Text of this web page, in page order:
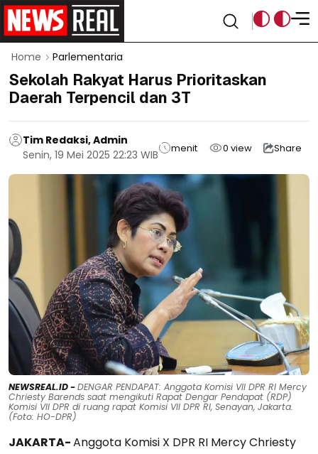
Home Parlementaria
Sekolah Rakyat Harus Prioritaskan
Daerah Terpencil dan 3T
Tim Redaksi, Admin
Senin, 19 Mei 2025 22:23 WIB
menit 0 view Share
NEWSREAL.ID -DENGAR PENDAPAT: Anggota Komisi VII DPR RI Mercy
Chriesty Barends saat mengikuti Rapat Dengar Pendapat (RDP)
Komisi VII DPR di ruang rapat Komisi VII DPR RI, Senayan, Jakarta.
(Foto: HO-DPR)
JAKARTA-Anggota Komisi X DPR RI Mercy Chriesty